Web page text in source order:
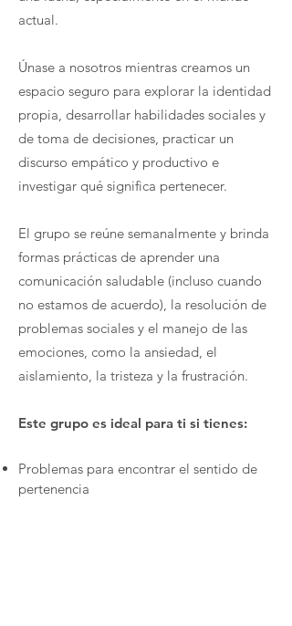
actual.
Únase a nosotros mientras creamos un
espacio seguro para explorar la identidad
propia, desarrollar habilidades sociales y
de toma de decisiones, practicar un
discurso empático y productivo e
investigar qué significa pertenecer.
El grupo se reúne semanalmente y brinda
formas prácticas de aprender una
comunicación saludable (incluso cuando
no estamos de acuerdo), la resolución de
problemas sociales y el manejo de las
emociones, como la ansiedad, el
aislamiento, la tristeza y la frustración.
Este grupo es ideal para ti si tienes:
Problemas para encontrar el sentido de
pertenencia